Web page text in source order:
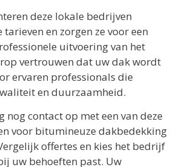
deze lokale bedrijven
en zorgen ze voor een
uitvoering van het
vertrouwen dat uw dak wordt
ervaren professionals die
en duurzaamheid.
nog contact op met een van deze
voor bitumineuze dakbedekking
offertes en kies het bedrijf
uw behoeften past. Uw